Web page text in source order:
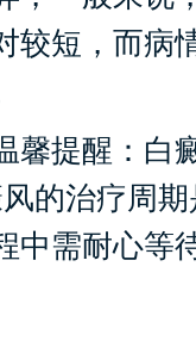
较短，而病
提醒：白
的治疗周
中需耐心等